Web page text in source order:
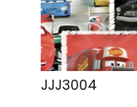
JJJ3004